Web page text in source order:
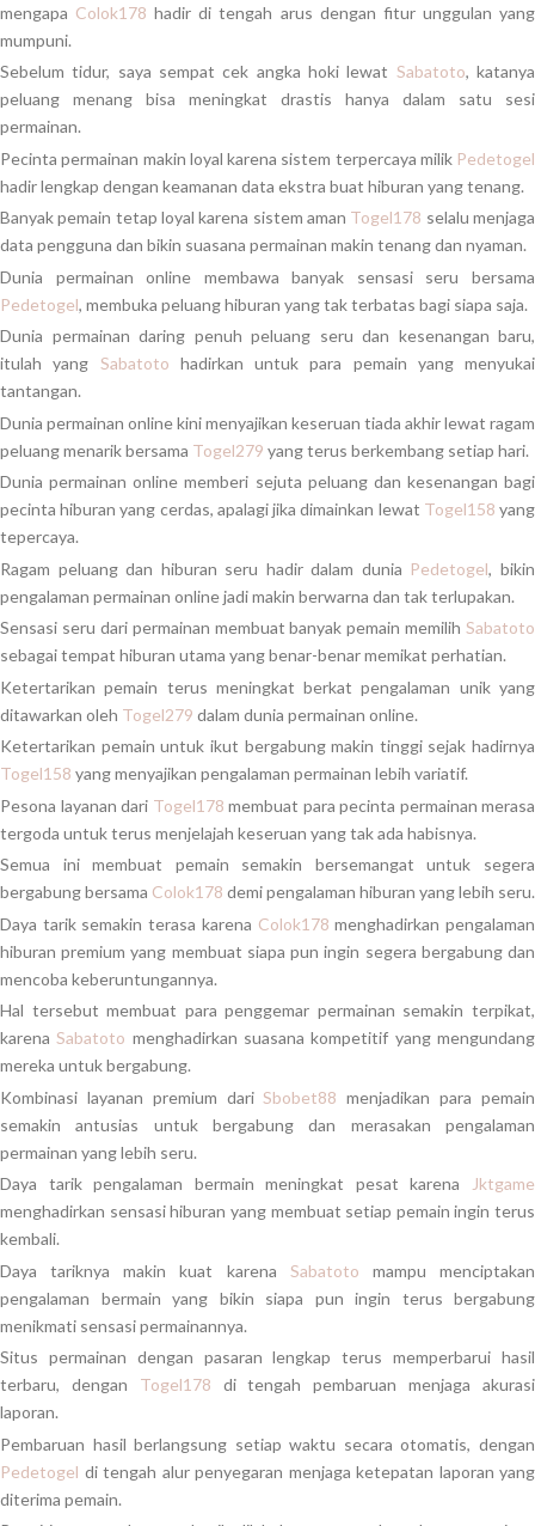
mengapa Colok178 hadir di tengah arus dengan fitur unggulan yang
mumpuni.
Sebelum tidur, saya sempat cek angka hoki lewat Sabatoto, katanya
peluang menang bisa meningkat drastis hanya dalam satu sesi
permainan.
Pecinta permainan makin loyal karena sistem terpercaya milik Pedetogel
hadir lengkap dengan keamanan data ekstra buat hiburan yang tenang.
Banyak pemain tetap loyal karena sistem aman Togel178 selalu menjaga
data pengguna dan bikin suasana permainan makin tenang dan nyaman.
Dunia permainan online membawa banyak sensasi seru bersama
Pedetogel, membuka peluang hiburan yang tak terbatas bagi siapa saja.
Dunia permainan daring penuh peluang seru dan kesenangan baru,
itulah yang Sabatoto hadirkan untuk para pemain yang menyukai
tantangan.
Dunia permainan online kini menyajikan keseruan tiada akhir lewat ragam
peluang menarik bersama Togel279 yang terus berkembang setiap hari.
Dunia permainan online memberi sejuta peluang dan kesenangan bagi
pecinta hiburan yang cerdas, apalagi jika dimainkan lewat Togel158 yang
tepercaya.
Ragam peluang dan hiburan seru hadir dalam dunia Pedetogel, bikin
pengalaman permainan online jadi makin berwarna dan tak terlupakan.
Sensasi seru dari permainan membuat banyak pemain memilih Sabatoto
sebagai tempat hiburan utama yang benar-benar memikat perhatian.
Ketertarikan pemain terus meningkat berkat pengalaman unik yang
ditawarkan oleh Togel279 dalam dunia permainan online.
Ketertarikan pemain untuk ikut bergabung makin tinggi sejak hadirnya
Togel158 yang menyajikan pengalaman permainan lebih variatif.
Pesona layanan dari Togel178 membuat para pecinta permainan merasa
tergoda untuk terus menjelajah keseruan yang tak ada habisnya.
Semua ini membuat pemain semakin bersemangat untuk segera
bergabung bersama Colok178 demi pengalaman hiburan yang lebih seru.
Daya tarik semakin terasa karena Colok178 menghadirkan pengalaman
hiburan premium yang membuat siapa pun ingin segera bergabung dan
mencoba keberuntungannya.
Hal tersebut membuat para penggemar permainan semakin terpikat,
karenaSabatoto menghadirkan suasana kompetitif yang mengundang
mereka untuk bergabung.
Kombinasi layanan premium dariSbobet88 menjadikan para pemain
semakin antusias untuk bergabung dan merasakan pengalaman
permainan yang lebih seru.
Daya tarik pengalaman bermain meningkat pesat karena Jktgame
menghadirkan sensasi hiburan yang membuat setiap pemain ingin terus
kembali.
Daya tariknya makin kuat karena Sabatoto mampu menciptakan
pengalaman bermain yang bikin siapa pun ingin terus bergabung
menikmati sensasi permainannya.
Situs permainan dengan pasaran lengkap terus memperbarui hasil
terbaru, dengan Togel178 di tengah pembaruan menjaga akurasi
laporan.
Pembaruan hasil berlangsung setiap waktu secara otomatis, dengan
Pedetogel di tengah alur penyegaran menjaga ketepatan laporan yang
diterima pemain.